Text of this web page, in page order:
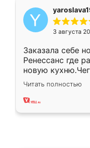
3 августа
Заказала себе
Ренессанс где
новую
вполне
два года,
Читать полностью